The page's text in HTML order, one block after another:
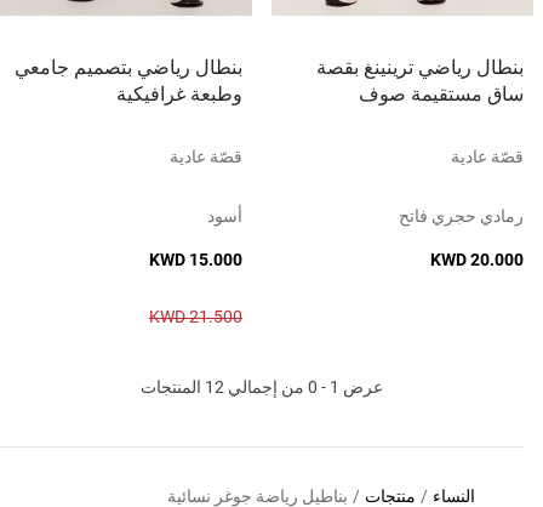
بنطال رياضي ترينينغ بقصة
ساق مستقيمة صوف
قصّة عادية
رمادي حجري فاتح
KWD 20.000
بنطال رياضي بتصميم جامعي
وطبعة غرافيكية
قصّة عادية
أسود
KWD 15.000
KWD 21.500
عرض 1 - 0 من إجمالي 12 المنتجات
النساء / منتجات / بناطيل رياضة جوغر نسائية